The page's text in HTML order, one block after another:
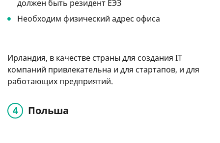
должен быть резидент ЕЭЗ
Необходим физический адрес офиса
Ирландия, в качестве страны для создания IT
компаний привлекательна и для стартапов, и для
работающих предприятий.
Польша